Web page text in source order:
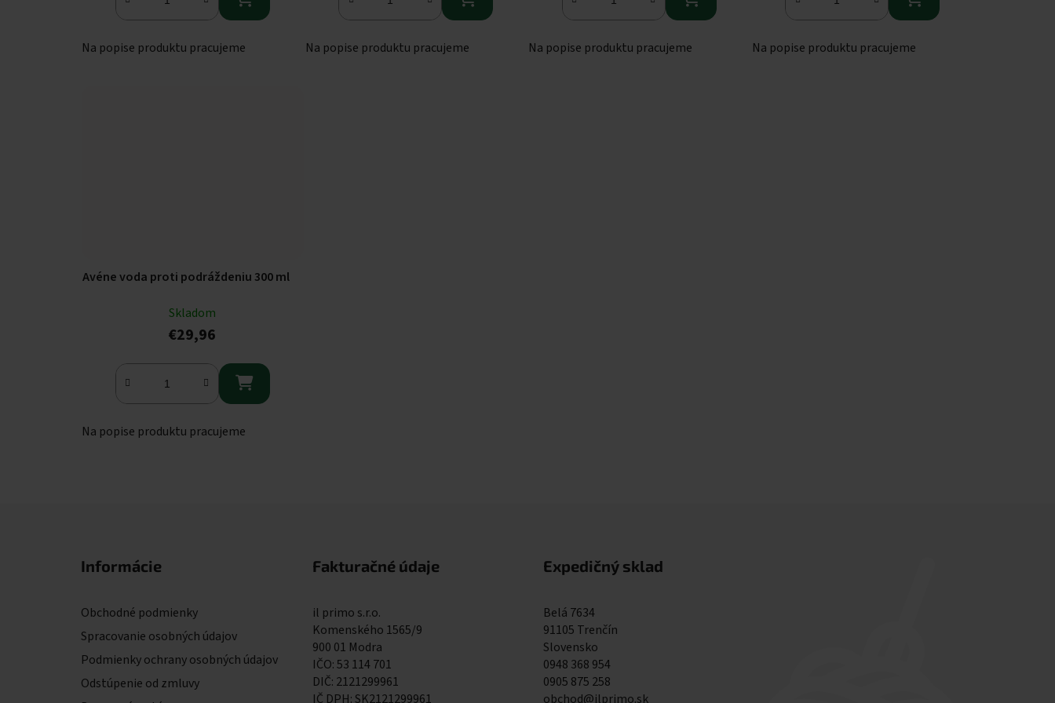
Na popise produktu pracujeme Na popise produktu pracujeme Na popise produktu pracujeme Na popise produktu pracujeme
Avéne voda proti podráždeniu 300 ml
Skladom
€29,96

Na popise produktu pracujeme
Informácie
Obchodné podmienky
Spracovanie osobných údajov
Podmienky ochrany osobných údajov
Odstúpenie od zmluvy
Fakturačné údaje
il primo s.r.o.
Komenského 1565/9
900 01 Modra
IČO: 53 114 701
DIČ: 2121299961
IČ DPH: SK2121299961
Expedičný sklad
Belá 7634
91105 Trenčín
Slovensko
0948 368 954
0905 875 258
obchod@ilprimo.sk